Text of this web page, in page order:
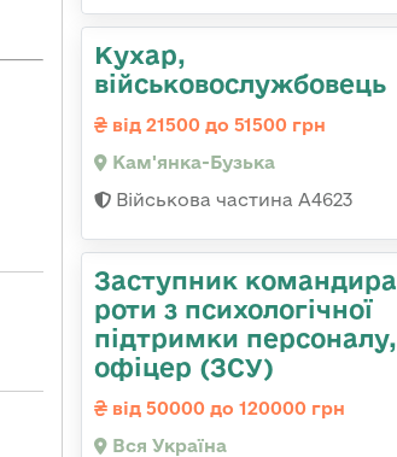
Кухар,
військовослужбовець
від 21500 до 51500 грн
Кам'янка-Бузька
Військова частина А4623
Заступник командира
роти з психологічної
підтримки персоналу,
офіцер (ЗСУ)
від 50000 до 120000 грн
Вся Україна